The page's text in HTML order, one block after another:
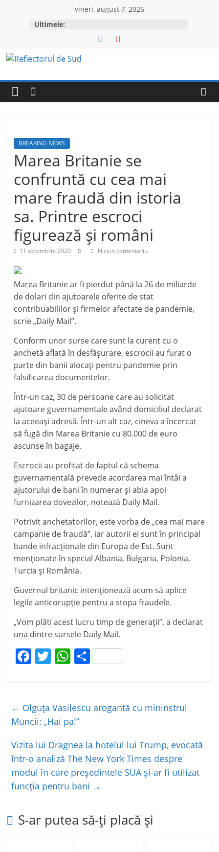
vineri, august 7, 2026
Ultimele:
Reflectorul
de
BREAKING NEWS
Marea Britanie se
confruntă cu cea mai
mare fraudă din istoria
sa. Printre escroci
figurează şi români
11 octombrie 2020 Niciun comentariu
Marea Britanie ar fi pierdut până la 26 de miliarde
de dolari din ajutoarele oferite de stat
contribuabililor şi firmelor afectate de pandemie,
scrie „Daily Mail”.
Conform unor surse care sunt la curent cu o
anchetă aflată în desfăşurare, escrocii au furat o
parte din banii alocaţi pentru pandemie prin
falsificarea documentelor.
Într-un caz, 30 de persoane care au solicitat
ajutoare guvernamentale având domiciliul declarat
la aceeaşi adresă. Într-un alt caz, cineva a încercat
să fugă din Marea Britanie cu 80.000 de euro
ascunse în bagaje.
Escrocii au profitat de faptul că schema
guvernamentală prevede acordarea mai întâi a
ajutorului de bani în numerar şi abia apoi
furnizarea dovezilor, notează Daily Mail.
Potrivit anchetatorilor, este vorba de „cea mai mare
campanie de fraudă”, iar autorii ei sunt în principal
bande infracţionale din Europa de Est. Sunt
menţionate în special Albania, Bulgaria, Polonia,
Turcia şi România.
Guvernul britanic intenţionează acum să aplice
legile anticorupţie pentru a stopa fraudele.
„Vom plăti acest lucru timp de generaţii”, a declarat
una dintre sursele Daily Mail.
F
e
b
o
k
T
er
W
s
A
p
P
je
ă
← Olguța Vasilescu arogantă cu mininstrul
Muncii: „Hai pa!”
Vizita lui Dragnea la hotelul lui Trump, evocată
într-o analiză The New York Times despre
modul în care preşedintele SUA şi-ar fi utilizat
funcţia pentru bani →
S-ar putea să-ți placă și